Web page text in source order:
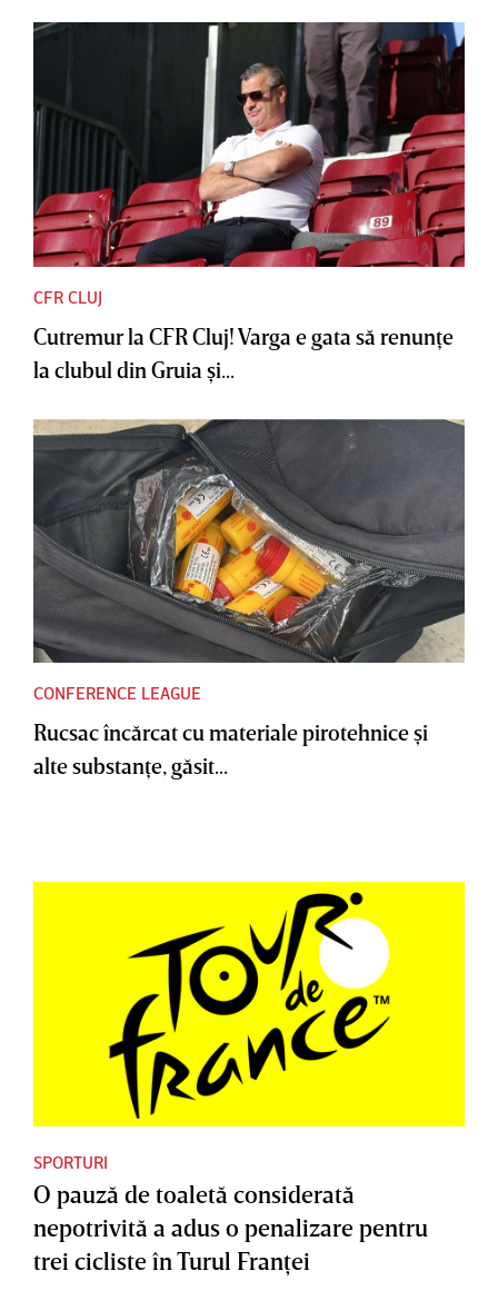
CFR CLUJ
Cutremur la CFR Cluj! Varga e gata să renunţe
la clubul din Gruia şi...
CONFERENCE LEAGUE
Rucsac încărcat cu materiale pirotehnice şi
alte substanţe, găsit...
SPORTURI
O pauză de toaletă considerată
nepotrivită a adus o penalizare pentru
trei cicliste în Turul Franţei